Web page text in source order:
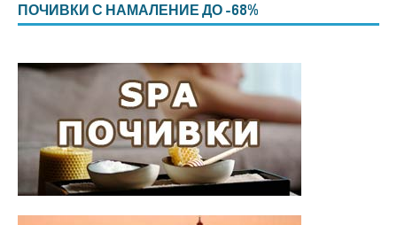
ПОЧИВКИ С НАМАЛЕНИЕ ДО -68%